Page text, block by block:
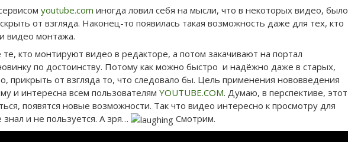
youtube.com иногда ловил себя на мысли, что в некоторых видео, было
от взгляда. Наконец-то появилась такая возможность даже для тех, кто
видео монтажа.
кто монтируют видео в редакторе, а потом закачивают на портал
по достоинству. Потому как можно быстро и надёжно даже в старых,
прикрыть от взгляда то, что следовало бы. Цель применения нововведения
и интересна всем пользователям YOUTUBE.COM. Думаю, в перспективе, этот
появятся новые возможности. Так что видео интересно к просмотру для
и не пользуется. А зря…
Смотрим.